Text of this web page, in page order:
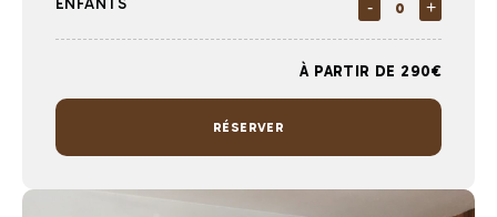
ENFANTS - +
À PARTIR DE 290€
RÉSERVER